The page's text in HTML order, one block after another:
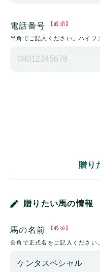
電話番号 【必須】
半角でご記入ください。ハイフ
贈り
贈りたい馬の情報
馬の名前 【必須】
全角で正式名をご記入ください